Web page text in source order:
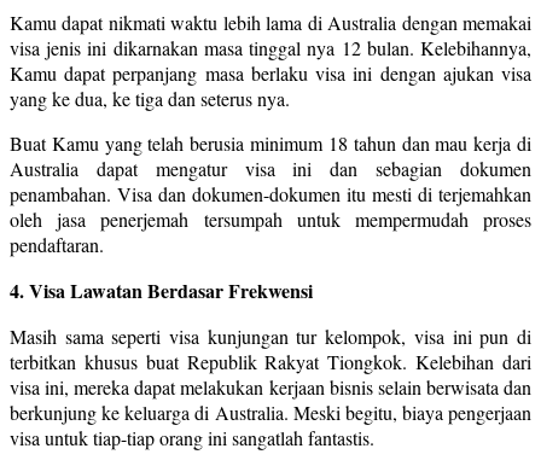
Kamu dapat nikmati waktu lebih lama di Australia dengan memakai
visa jenis ini dikarnakan masa tinggal nya 12 bulan. Kelebihannya,
Kamu dapat perpanjang masa berlaku visa ini dengan ajukan visa
yang ke dua, ke tiga dan seterus nya.
Buat Kamu yang telah berusia minimum 18 tahun dan mau kerja di
Australia dapat mengatur visa ini dan sebagian dokumen
penambahan. Visa dan dokumen-dokumen itu mesti di terjemahkan
oleh jasa penerjemah tersumpah untuk mempermudah proses
pendaftaran.
4. Visa Lawatan Berdasar Frekwensi
Masih sama seperti visa kunjungan tur kelompok, visa ini pun di
terbitkan khusus buat Republik Rakyat Tiongkok. Kelebihan dari
visa ini, mereka dapat melakukan kerjaan bisnis selain berwisata dan
berkunjung ke keluarga di Australia. Meski begitu, biaya pengerjaan
visa untuk tiap-tiap orang ini sangatlah fantastis.